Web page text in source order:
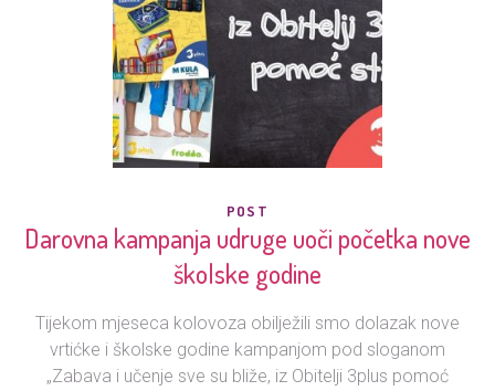
POST
Darovna kampanja udruge uoči početka nove
školske godine
Tijekom mjeseca kolovoza obilježili smo dolazak nove
vrtićke i školske godine kampanjom pod sloganom
„Zabava i učenje sve su bliže, iz Obitelji 3plus pomoć